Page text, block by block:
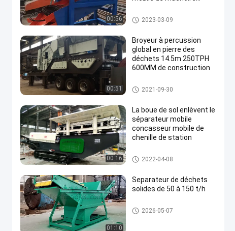
00:56
broyeur
Station concasseuse mobile
2023-03-09
00:51
Broyeur à percussion
global en pierre des
déchets 14.5m 250TPH
600MM de construction
Station concasseuse mobile
2021-09-30
00:16
La boue de sol enlèvent le
séparateur mobile
concasseur mobile de
chenille de station
Station concasseuse mobile
2022-04-08
01:10
Separateur de déchets
solides de 50 à 150 t/h
D'autres
2026-05-07